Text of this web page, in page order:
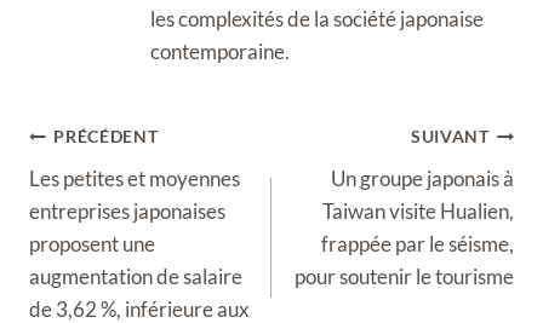
les complexités de la société japonaise
contemporaine.
Navigation
de
l’article
PRÉCÉDENT
Les petites et moyennes
entreprises japonaises
proposent une
augmentation de salaire
de 3,62 %, inférieure aux
SUIVANT
Un groupe japonais à
Taiwan visite Hualien,
frappée par le séisme,
pour soutenir le tourisme